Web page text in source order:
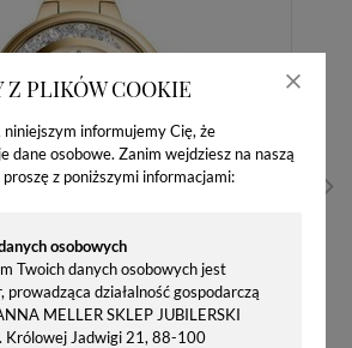
Z PLIKÓW COOKIE
informujemy Cię, że
dane osobowe. Zanim wejdziesz na naszą
z poniższymi informacjami:
osobowych
Twoich danych osobowych jest
prowadząca działalność gospodarczą
MELLER SKLEP JUBILERSKI
Królowej Jadwigi 21, 88-100